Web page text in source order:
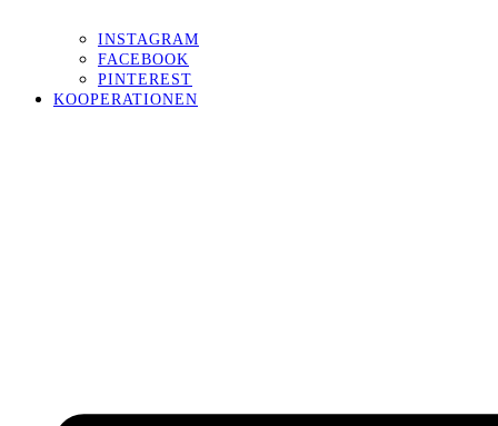
INSTAGRAM
FACEBOOK
PINTEREST
KOOPERATIONEN